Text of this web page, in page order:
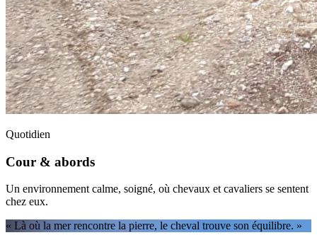
Quotidien
Cour & abords
Un environnement calme, soigné, où chevaux et cavaliers se sentent
chez eux.
« Là où la mer rencontre la pierre, le cheval trouve son équilibre. »